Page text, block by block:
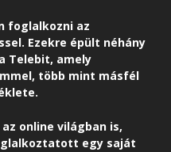
foglalkozni az
Ezekre épült néhány
Telebit, amely
több mint másfél
online világban is,
egy saját